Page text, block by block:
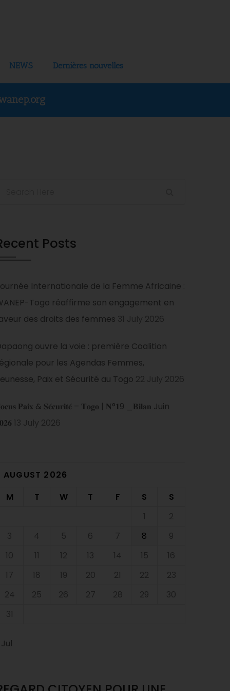
NEWS Dernières nouvelles
Posts
Internationale de la Femme Africaine :
Togo réaffirme son engagement en
des droits des femmes 31 July 2026
ouvre la voie : première Coalition
pour les Agendas Femmes,
Paix et Sécurité au Togo 22 July 2026
𝐏𝐚𝐢𝐱 & 𝐒𝐞́𝐜𝐮𝐫𝐢𝐭𝐞́ – 𝐓𝐨𝐠𝐨 | 𝐍°𝟏9 _𝐁𝐢𝐥𝐚𝐧 Juin
13 July 2026
AUGUST 2026
M
T W T F S
S
1
2
3
4 5 6 7 8
9
10
11 12 13 14 15
16
17
18 19 20 21 22
23
24
25 26 27 28 29
30
31
Jul